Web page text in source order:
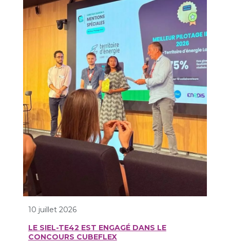
10 juillet 2026
LE SIEL-TE42 EST ENGAGÉ DANS LE
CONCOURS CUBEFLEX